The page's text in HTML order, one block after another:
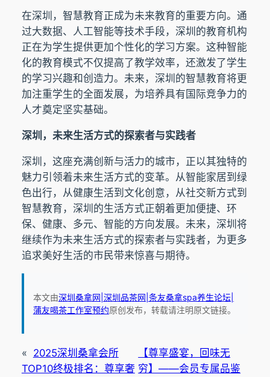
在深圳，智慧教育正成为未来教育的重要方向。通
过大数据、人工智能等技术手段，深圳的教育机构
正在为学生提供更加个性化的学习方案。这种智能
化的教育模式不仅提高了教学效率，还激发了学生
的学习兴趣和创造力。未来，深圳的智慧教育将更
加注重学生的全面发展，为培养具有国际竞争力的
人才奠定坚实基础。
深圳，未来生活方式的探索者与实践者
深圳，这座充满创新与活力的城市，正以其独特的
魅力引领着未来生活方式的变革。从智能家居到绿
色出行，从健康生活到文化创意，从社交新方式到
智慧教育，深圳的生活方式正朝着更加便捷、环
保、健康、多元、智能的方向发展。未来，深圳将
继续作为未来生活方式的探索者与实践者，为更多
追求美好生活的市民带来惊喜与期待。
本文由深圳桑拿网|深圳品茶网|条友桑拿spa养生论坛|
蒲友喝茶工作室预约原创发布，转载请注明原文链接。
« 2025深圳桑拿会所
TOP10终极排名：尊享奢
【尊享盛宴，回味无
穷】——会员专属品鉴